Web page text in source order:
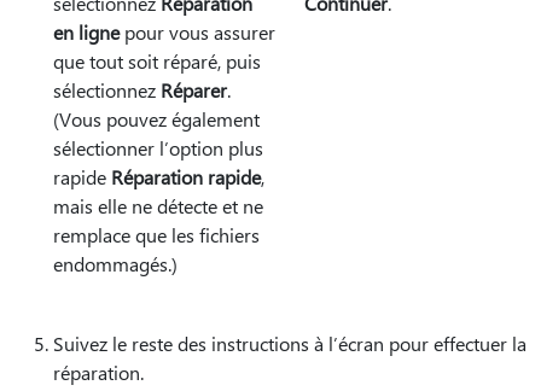
en lignepour vous assurer
que tout soit réparé, puis
sélectionnez Réparer.
(Vous pouvez également
sélectionner l’option plus
rapide Réparation rapide,
mais elle ne détecte et ne
remplace que les fichiers
endommagés.)
Suivez le reste des instructions à l’écran pour effectuer la
réparation.